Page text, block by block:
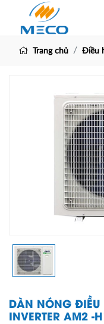
Trang chủ Điều
DÀN NÓNG
INVERTER AM2 -